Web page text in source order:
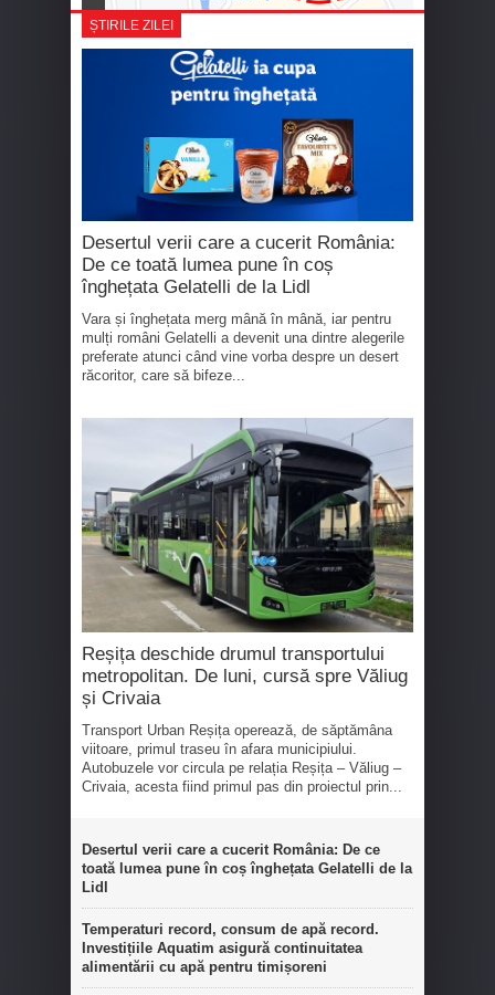
ȘTIRILE ZILEI
Desertul verii care a cucerit România:
De ce toată lumea pune în coș
înghețata Gelatelli de la Lidl
Vara și înghețata merg mână în mână, iar pentru
mulți români Gelatelli a devenit una dintre alegerile
preferate atunci când vine vorba despre un desert
răcoritor, care să bifeze...
Reșița deschide drumul transportului
metropolitan. De luni, cursă spre Văliug
și Crivaia
Transport Urban Reșița operează, de săptămâna
viitoare, primul traseu în afara municipiului.
Autobuzele vor circula pe relația Reșița – Văliug –
Crivaia, acesta fiind primul pas din proiectul prin...
Desertul verii care a cucerit România: De ce
toată lumea pune în coș înghețata Gelatelli de la
Lidl
Temperaturi record, consum de apă record.
Investițiile Aquatim asigură continuitatea
alimentării cu apă pentru timișoreni